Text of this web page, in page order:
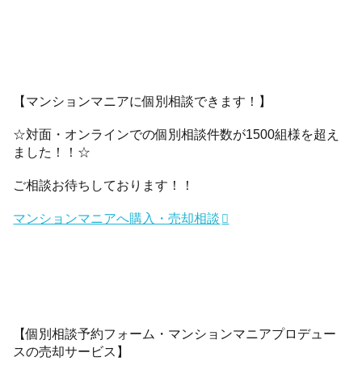
【マンションマニアに個別相談できます！】
☆対面・オンラインでの個別相談件数が1500組様を超え
ました！！☆
ご相談お待ちしております！！
マンションマニアへ購入・売却相談
【個別相談予約フォーム・マンションマニアプロデュー
スの売却サービス】